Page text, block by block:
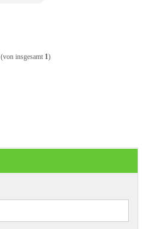
(von insgesamt 1)